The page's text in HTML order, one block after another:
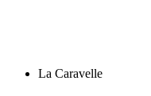
La Caravelle